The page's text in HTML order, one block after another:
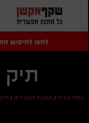
טקסט חופשילחצו לחיפוש
תיק
עמוד הבית/ מתנות לעובדים/